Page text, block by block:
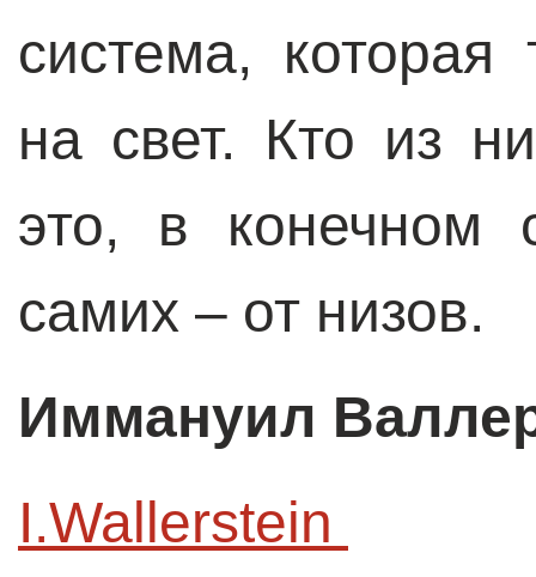
система,
на свет. Кто из
это, в конечном
самих – от низов.
Иммануил
I.Wallerstein